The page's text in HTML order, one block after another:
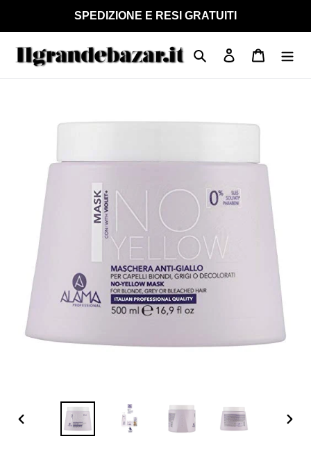
contenuti
SPEDIZIONE E RESI GRATUITI
Cerca Accedi Carrello